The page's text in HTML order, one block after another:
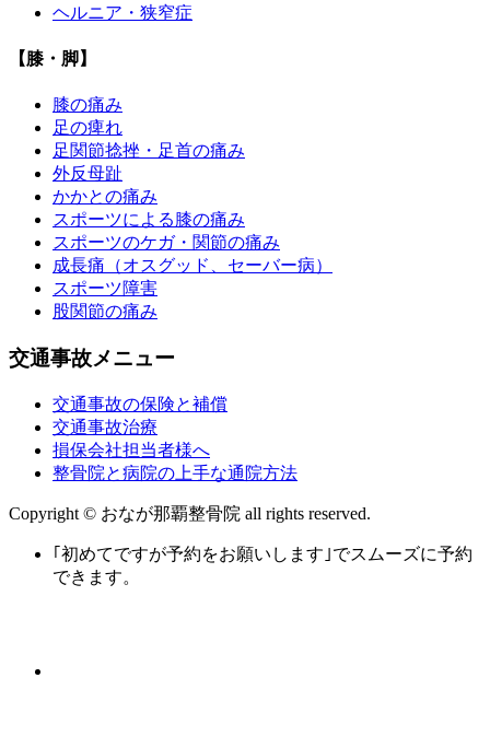
ヘルニア・狭窄症
【膝・脚】
膝の痛み
足の痺れ
足関節捻挫・足首の痛み
外反母趾
かかとの痛み
スポーツによる膝の痛み
スポーツのケガ・関節の痛み
成長痛（オスグッド、セーバー病）
スポーツ障害
股関節の痛み
交通事故メニュー
交通事故の保険と補償
交通事故治療
損保会社担当者様へ
整骨院と病院の上手な通院方法
Copyright © おなが那覇整骨院 all rights reserved.
｢初めてですが予約をお願いします｣でスムーズに予約
できます。